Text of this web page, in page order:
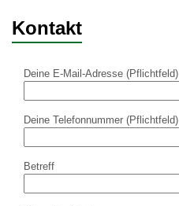
Kontakt
Deine E-Mail-Adresse (Pflichtfeld)
Deine Telefonnummer (Pflichtfeld)
Betreff